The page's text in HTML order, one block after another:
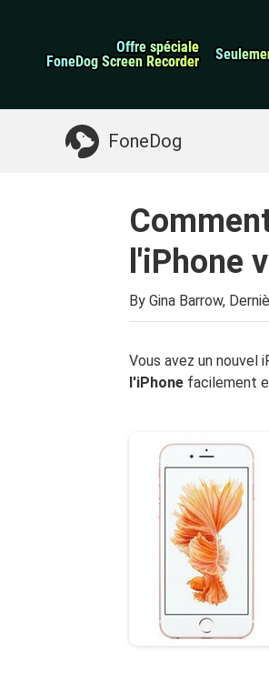
Offre spéciale
Offre spéciale
FoneDog Screen Recorder
FoneDog Screen Recorder
FoneDog
Nettoyeur d'iPhone
Quelque chose dont vous
l'iPhone
By Gina Barrow,
Vous avez un nouvel
l'iPhone facilement